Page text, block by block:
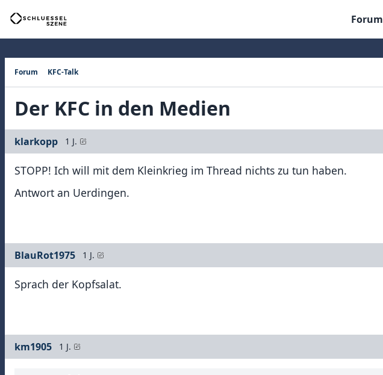
Forum
Forum KFC-Talk
Der KFC in den Medien
klarkopp 1 J.
STOPP! Ich will mit dem Kleinkrieg im Thread nichts zu tun haben.
Antwort an Uerdingen.
BlauRot1975 1 J.
Sprach der Kopfsalat.
km1905 1 J.